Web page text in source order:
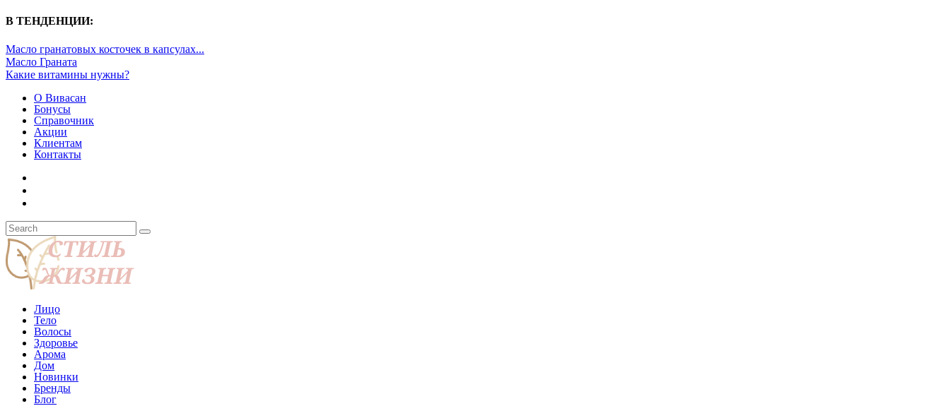
В ТЕНДЕНЦИИ:
Масло гранатовых косточек в капсулах...
Масло Граната
Какие витамины нужны?
О Вивасан
Бонусы
Справочник
Акции
Клиентам
Контакты
Лицо
Тело
Волосы
Здоровье
Арома
Дом
Новинки
Бренды
Блог